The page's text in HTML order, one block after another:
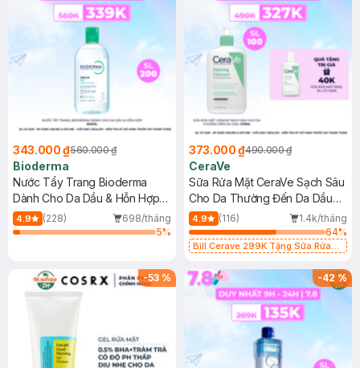
343.000 ₫560.000 ₫
Bioderma
Nước Tẩy Trang Bioderma
Dành Cho Da Dầu & Hỗn Hợp
500ml
4.9 (228)
698/tháng
5%
373.000 ₫490.000 ₫
CeraVe
Sữa Rửa Mặt CeraVe Sạch Sâu
Cho Da Thường Đến Da Dầu
473ml
4.9 (116)
1.4k/tháng
64%
Bill Cerave 299K Tặng Sữa Rửa
-53 % -42%